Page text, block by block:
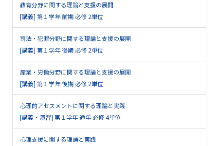
教育分野に関する理論と支援の展開
[講義] 第１学年 前期 必修 2単位
司法・犯罪分野に関する理論と支援の展開
[講義] 第１学年 後期 必修 2単位
産業・労働分野に関する理論と支援の展開
[講義] 第１学年 後期 必修 2単位
心理的アセスメントに関する理論と実践
[講義・演習] 第１学年 通年 必修 4単位
心理支援に関する理論と実践